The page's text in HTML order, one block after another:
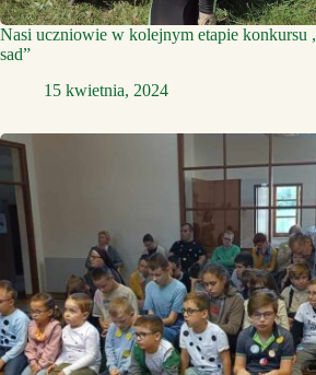
Nasi uczniowie w kolejnym etapie konkursu
sad”
15 kwietnia, 2024